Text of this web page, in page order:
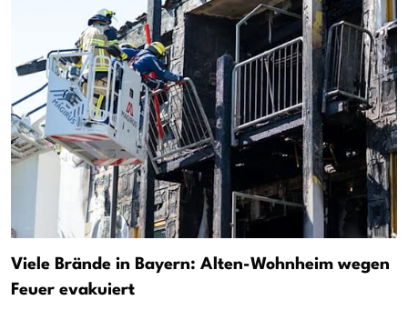
Viele Brände in Bayern: Alten-Wohnheim wegen
Feuer evakuiert